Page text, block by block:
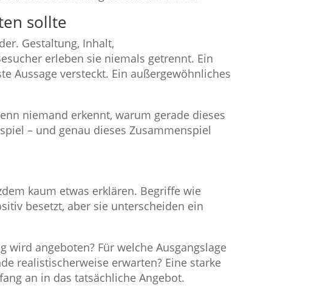
sollte
Gestaltung, Inhalt,
erleben sie niemals getrennt. Ein
Aussage versteckt. Ein außergewöhnliches
niemand erkennt, warum gerade dieses
– und genau dieses Zusammenspiel
kaum etwas erklären. Begriffe wie
besetzt, aber sie unterscheiden ein
angeboten? Für welche Ausgangslage
realistischerweise erwarten? Eine starke
an in das tatsächliche Angebot.